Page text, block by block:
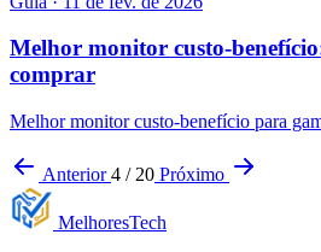
Melhor monitor custo-
comprar
Melhor monitor custo-benefício para
Anterior4 / 20 Próximo
MelhoresTech